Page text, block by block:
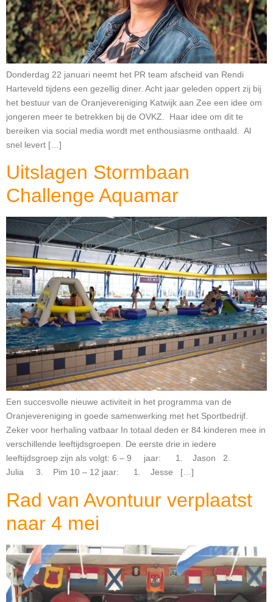
Donderdag 22 januari neemt het PR team afscheid van Rendi
Harteveld tijdens een gezellig diner. Acht jaar geleden oppert zij bij
het bestuur van de Oranjevereniging Katwijk aan Zee een idee om
jongeren meer te betrekken bij de OVKZ. Haar idee om dit te
bereiken via social media wordt met enthousiasme onthaald. Al
snel levert […]
Uitslagen Stormbaan
Challenge Aquamar
Een succesvolle nieuwe activiteit in het programma van de
Oranjevereniging in goede samenwerking met het Sportbedrijf.
Zeker voor herhaling vatbaar In totaal deden er 84 kinderen mee in
verschillende leeftijdsgroepen. De eerste drie in iedere
leeftijdsgroep zijn als volgt: 6 – 9 jaar: 1. Jason 2.
Julia 3. Pim 10 – 12 jaar: 1. Jesse […]
Rad van Avontuur verplaatst
naar 4 mei